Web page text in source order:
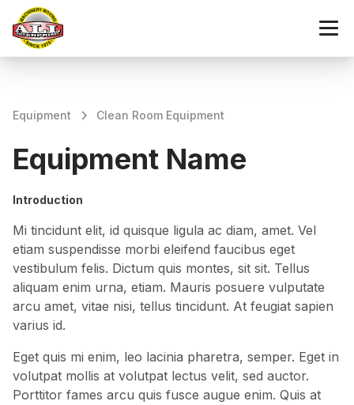
Equipment Clean Room Equipment
Equipment Name
Introduction
Mi tincidunt elit, id quisque ligula ac diam, amet. Vel
etiam suspendisse morbi eleifend faucibus eget
vestibulum felis. Dictum quis montes, sit sit. Tellus
aliquam enim urna, etiam. Mauris posuere vulputate
arcu amet, vitae nisi, tellus tincidunt. At feugiat sapien
varius id.
Eget quis mi enim, leo lacinia pharetra, semper. Eget in
volutpat mollis at volutpat lectus velit, sed auctor.
Porttitor fames arcu quis fusce augue enim. Quis at